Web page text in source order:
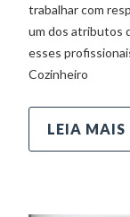
trabalhar com
um dos atributos
esses
Cozinheiro
LEIA MAIS